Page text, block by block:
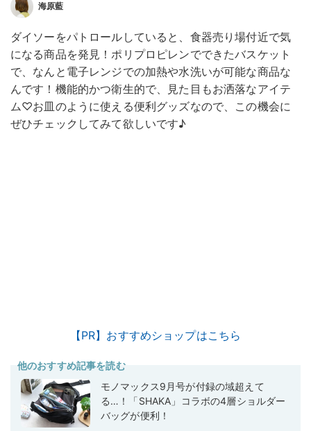
海原藍
ダイソーをパトロールしていると、食器売り場付近で気
になる商品を発見！ポリプロピレンでできたバスケット
で、なんと電子レンジでの加熱や水洗いが可能な商品な
んです！機能的かつ衛生的で、見た目もお洒落なアイテ
ム♡お皿のように使える便利グッズなので、この機会に
ぜひチェックしてみて欲しいです♪
【PR】おすすめショップはこちら
他のおすすめ記事を読む
モノマックス9月号が付録の域超えて
る…！「SHAKA」コラボの4層ショルダー
バッグが便利！